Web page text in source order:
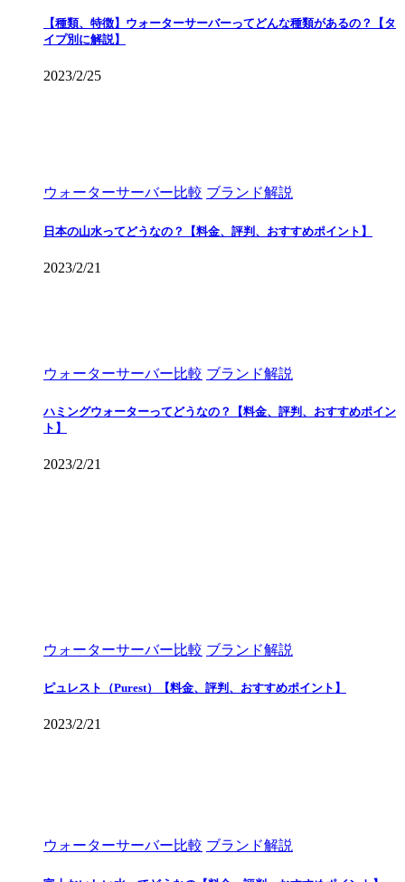
【種類、特徴】ウォーターサーバーってどんな種類があるの？【タ
イプ別に解説】
2023/2/25
ウォーターサーバー比較 ブランド解説
日本の山水ってどうなの？【料金、評判、おすすめポイント】
2023/2/21
ウォーターサーバー比較 ブランド解説
ハミングウォーターってどうなの？【料金、評判、おすすめポイン
ト】
2023/2/21
ウォーターサーバー比較 ブランド解説
ピュレスト（Purest）【料金、評判、おすすめポイント】
2023/2/21
ウォーターサーバー比較 ブランド解説